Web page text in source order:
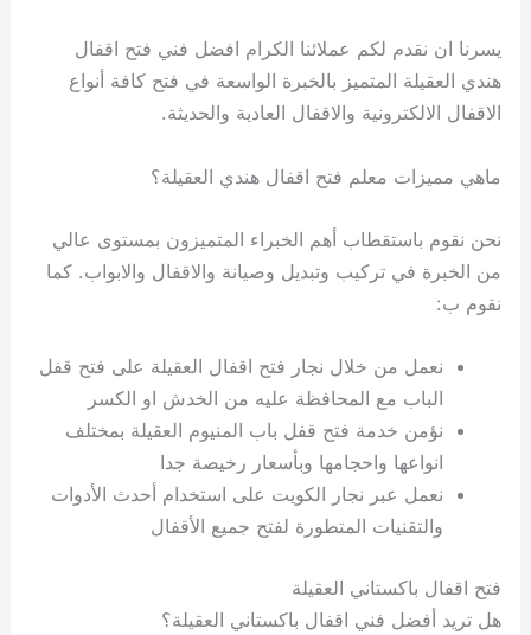
يسرنا ان نقدم لكم عملائنا الكرام افضل فني فتح اقفال
هندي العقيلة المتميز بالخبرة الواسعة في فتح كافة أنواع
الاقفال الالكترونية والاقفال العادية والحديثة.
ماهي مميزات معلم فتح اقفال هندي العقيلة؟
نحن نقوم باستقطاب أهم الخبراء المتميزون بمستوى عالي
من الخبرة في تركيب وتبديل وصيانة والاقفال والابواب. كما
نقوم ب:
نعمل من خلال نجار فتح اقفال العقيلة على فتح قفل
الباب مع المحافظة عليه من الخدش او الكسر
نؤمن خدمة فتح قفل باب المنيوم العقيلة بمختلف
انواعها واحجامها وبأسعار رخيصة جدا
نعمل عبر نجار الكويت على استخدام أحدث الأدوات
والتقنيات المتطورة لفتح جميع الأقفال
فتح اقفال باكستاني العقيلة
هل تريد أفضل فني اقفال باكستاني العقيلة؟